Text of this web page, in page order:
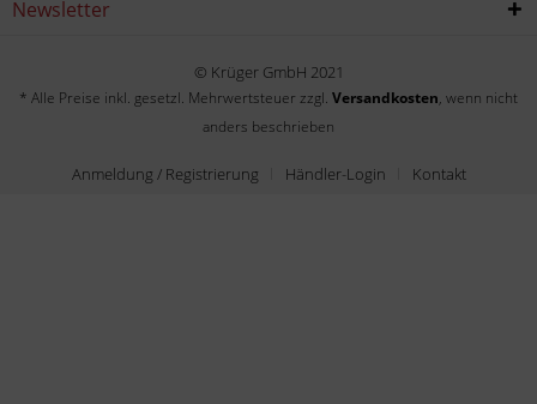
Newsletter
© Krüger GmbH 2021
* Alle Preise inkl. gesetzl. Mehrwertsteuer zzgl. Versandkosten, wenn nicht
anders beschrieben
Anmeldung / Registrierung Händler-Login Kontakt